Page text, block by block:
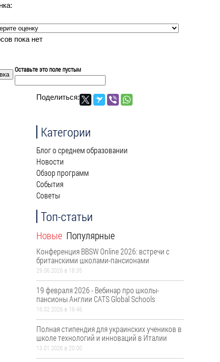
пока нет
Оставьте это поле пустым
Поделиться:
Категории
Блог о среднем образовании
Новости
Обзор программ
События
Советы
Топ-статьи
Новые Популярные
Конференция BBSW Online 2026: встречи с
британскими школами-пансионами
29.06.2026 в 18:35
19 февраля 2026 - Вебинар про школы-
пансионы Англии CATS Global Schools
16.02.2026 в 19:46
Полная стипендия для украинских учеников в
школе технологий и инноваций в Италии
13.01.2026 в 20:00